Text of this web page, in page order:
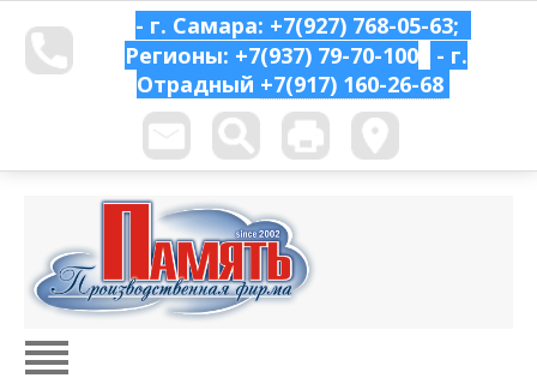
- г. Самара: +7(927) 768-05-63;
Регионы: +7(937) 79-70-100
- г.
Отрадный +7(917) 160-26-68